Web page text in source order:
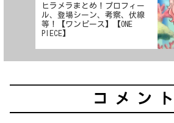
ヒラメラまとめ！プロフィー
ル、登場シーン、考察、伏線
等！【ワンピース】【ONE
PIECE】
コメント